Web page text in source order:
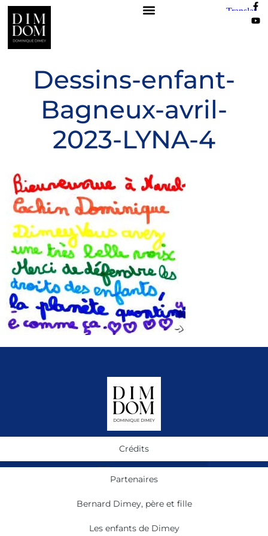
Dessins-enfant-
Bagneux-avril-
2023-LYNA-4
Crédits
Partenaires
Bernard Dimey, père et fille
Les enfants de Dimey